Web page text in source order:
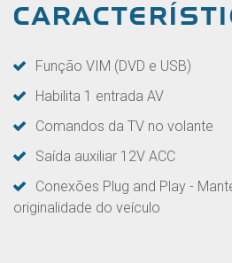
Função VIM (DVD e USB)
Habilita 1 entrada AV
Comandos da TV no volante
Saída auxiliar 12V ACC
Conexões Plug and Play -
originalidade do veículo